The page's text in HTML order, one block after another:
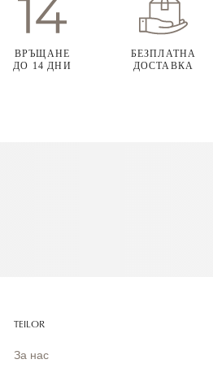
ВРЪЩАНЕ
ДО 14 ДНИ
БЕЗПЛАТНА
ДОСТАВКА
TEILOR
За нас